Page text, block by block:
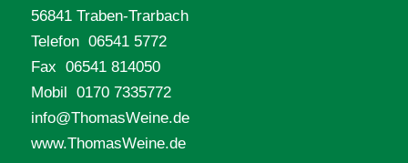
56841 Traben-Trarbach
Telefon 06541 5772
Fax 06541 814050
Mobil 0170 7335772
info@ThomasWeine.de
www.ThomasWeine.de